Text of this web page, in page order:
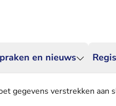
en nieuws
gegevens verstrekken aan